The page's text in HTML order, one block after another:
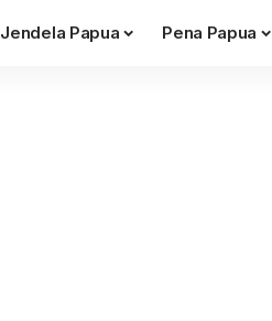
Jendela Papua Pena Papua